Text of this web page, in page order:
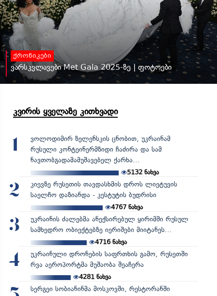
ქრონიკები
ვარსკვლავები Met Gala 2025-ზე | ფოტოები
კვირის ყველაზე კითხვადი
1
ვოლოდიმირ ზელენსკის ცნობით, უკრაინამ
რუსული კონტეინერმზიდი ჩაძირა და სამ
ნავთობგადამამუშავებელ ქარხა...
5132 ნახვა
2
კიევზე რუსეთის თავდასხმის დროს ლიეტუვის
საელჩო დაზიანდა - კესტუტის ბუდრისი
4767ნახვა
3
უკრაინის ძალებმა ანექსირებულ ყირიმში რუსულ
სამხედრო ობიექტებზე იერიშები მიიტანეს...
4716ნახვა
4
უკრაინული დრონების საფრთხის გამო, რუსეთში
რვა აეროპორტმა მუშაობა შეაჩერა
4281ნახვა
სერგეი სობიანინმა მოსკოვში, რესტორანში